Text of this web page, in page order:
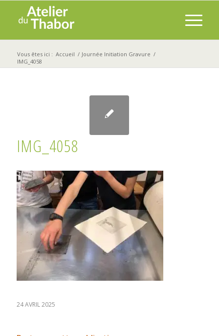
Vous êtes ici : Accueil / Journée Initiation Gravure /
IMG_4058
IMG_4058
24 AVRIL 2025